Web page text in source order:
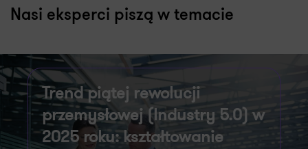
Nasi eksperci piszą w temacie
Trend piątej rewolucji
przemysłowej (Industry 5.0) w
2025 roku: kształtowanie